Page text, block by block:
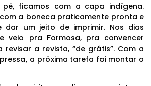
pé, ficamos com a capa indígena.
a boneca praticamente pronta e
dar um jeito de imprimir. Nos dias
veio pra Formosa, pra convencer
revisar a revista, “de grátis”. Com a
a próxima tarefa foi montar o